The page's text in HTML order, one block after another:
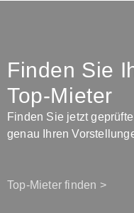
Finden Sie
Top-Mieter
Finden Sie jetzt
genau Ihren
Top-Mieter finden >